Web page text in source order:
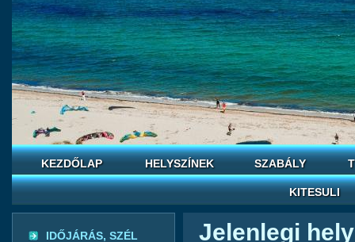
KEZDŐLAP HELYSZÍNEK SZABÁLY
KITESULI
IDŐJÁRÁS, SZÉL Jelenlegi hely